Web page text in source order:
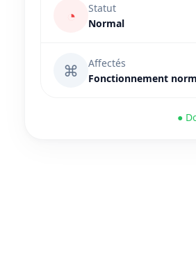
◔
Statut
Normal
⌘
Affectés
Fonctionnement
●